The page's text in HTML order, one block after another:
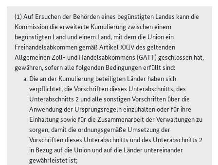
(1) Auf Ersuchen der Behörden eines begünstigten Landes kann die
Kommission die erweiterte Kumulierung zwischen einem
begünstigten Land und einem Land, mit dem die Union ein
Freihandelsabkommen gemäß Artikel XXIV des geltenden
Allgemeinen Zoll- und Handelsabkommens (GATT) geschlossen hat,
gewähren, sofern alle folgenden Bedingungen erfüllt sind:
Die an der Kumulierung beteiligten Länder haben sich
verpflichtet, die Vorschriften dieses Unterabschnitts, des
Unterabschnitts 2 und alle sonstigen Vorschriften über die
Anwendung der Ursprungsregeln einzuhalten oder für ihre
Einhaltung sowie für die Zusammenarbeit der Verwaltungen zu
sorgen, damit die ordnungsgemäße Umsetzung der
Vorschriften dieses Unterabschnitts und des Unterabschnitts 2
in Bezug auf die Union und auf die Länder untereinander
gewährleistet ist;